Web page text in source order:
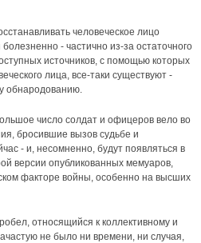
человеческое лицо
- частично из-за остаточного
источников, с помощью которых
лица, все-таки существуют -
обнародованию.
число солдат и офицеров вело во
бросившие вызов судьбе и
- и, несомненно, будут появляться в
версии опубликованных мемуаров,
факторе войны, особенно на высших
относящийся к коллективному и
не было ни времени, ни случая,